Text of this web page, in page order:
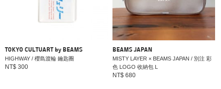
TOKYO CULTUART by BEAMS
HIGHWAY / 櫻島渡輪 鑰匙圈
NT$ 300
BEAMS JAPAN
MISTY LAYER × BEAMS JAPAN / 別注 彩
色 LOGO 收納包 L
NT$ 680